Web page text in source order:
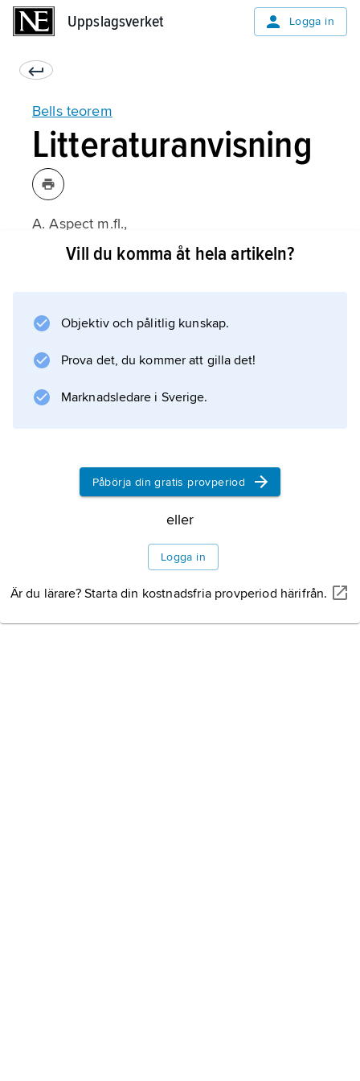
Uppslagsverket Logga in
Bells teorem
Litteraturanvisning
A. Aspect m.fl.,
Physical Review Letters
Vill du komma åt hela artikeln?
Objektiv och pålitlig kunskap.
Prova det, du kommer att gilla det!
Marknadsledare i Sverige.
Påbörja din gratis provperiod
eller
Logga in
Är du lärare? Starta din kostnadsfria provperiod härifrån.